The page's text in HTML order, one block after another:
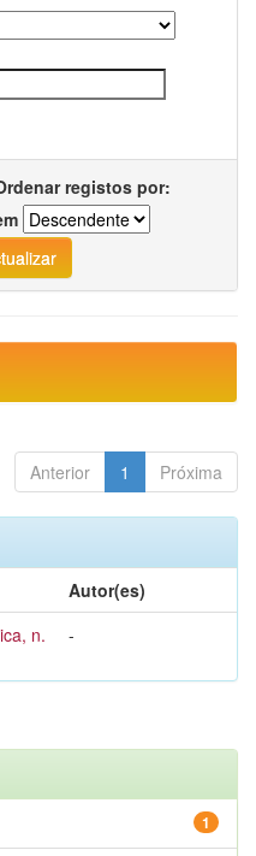
registos por:
Anterior 1 Próxima
Autor(es)
n.
-
1